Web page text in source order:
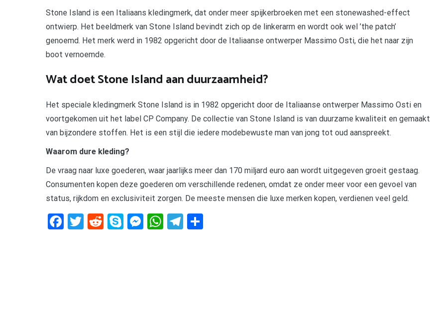
Stone Island is een Italiaans kledingmerk, dat onder meer spijkerbroeken met een stonewashed-effect
ontwierp. Het beeldmerk van Stone Island bevindt zich op de linkerarm en wordt ook wel ’the patch’
genoemd. Het merk werd in 1982 opgericht door de Italiaanse ontwerper Massimo Osti, die het naar zijn
boot vernoemde.
Wat doet Stone Island aan duurzaamheid?
Het speciale kledingmerk Stone Island is in 1982 opgericht door de Italiaanse ontwerper Massimo Osti en
voortgekomen uit het label CP Company. De collectie van Stone Island is van duurzame kwaliteit en gemaakt
van bijzondere stoffen. Het is een stijl die iedere modebewuste man van jong tot oud aanspreekt.
Waarom dure kleding?
De vraag naar luxe goederen, waar jaarlijks meer dan 170 miljard euro aan wordt uitgegeven groeit gestaag.
Consumenten kopen deze goederen om verschillende redenen, omdat ze onder meer voor een gevoel van
status, rijkdom en exclusiviteit zorgen. De meeste mensen die luxe merken kopen, verdienen veel geld.
Facebook
Twitter
RedditSkypeMessenger
WhatsApp
Telegram